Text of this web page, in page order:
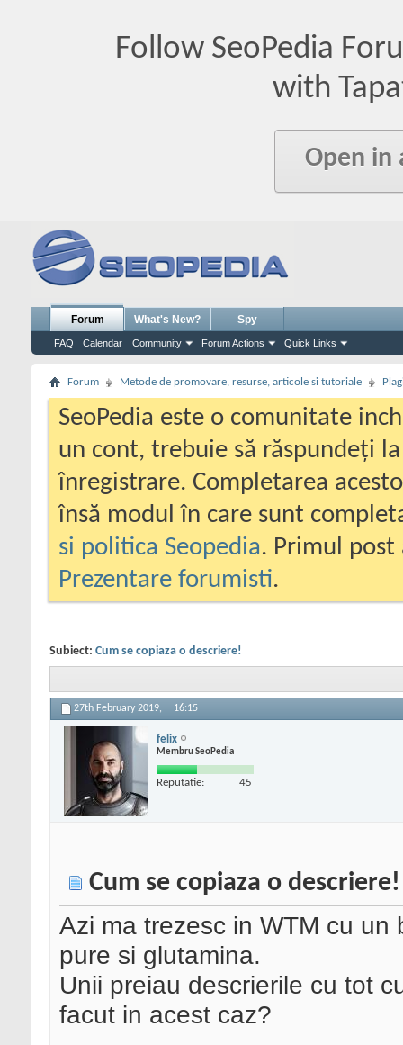
Follow SeoPedia
with
Open in
Forum
FAQ Calendar Community Forum Actions Quick Links
What's New? Spy
Forum Metode de promovare, resurse, articole si tutoriale
SeoPedia este o comunitate
un cont, trebuie să răspundeți
înregistrare. Completarea
însă modul în care sunt
si politica Seopedia. Primul
Prezentare forumisti.
Subiect: Cum se copiaza o descriere!
27th February 2019, 16:15
felix
Membru SeoPedia
Reputatie: 45
Cum se copiaza o descriere!
Azi ma trezesc in WTM cu
pure si glutamina.
Unii preiau descrierile cu tot
facut in acest caz?